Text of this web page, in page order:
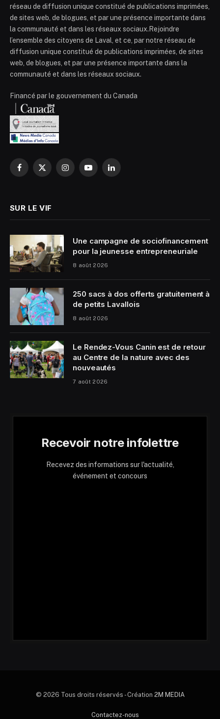
réseau de diffusion unique constitué de publications imprimées,
de sites web, de blogues, et par une présence importante dans
la communauté et dans les réseaux sociaux.Rejoindre
l’ensemble des citoyens de Laval, et ce, par notre réseau de
diffusion unique constitué de publications imprimées, de sites
web, de blogues, et par une présence importante dans la
communauté et dans les réseaux sociaux.
Financé par le gouvernement du Canada
Facebook
X
InstagramYouTubeLinkedIn
SUR LE VIF
Une campagne de sociofinancement
pour la jeunesse entrepreneuriale
8 août 2026
250 sacs à dos offerts gratuitement à
de petits Lavallois
8 août 2026
Le Rendez-Vous Canin est de retour
au Centre de la nature avec des
nouveautés
7 août 2026
Recevoir notre infolettre
Recevez des informations sur l'actualité,
événement et concours
© 2026 Tous droits réservés - Création 2M MEDIA
Contactez-nous